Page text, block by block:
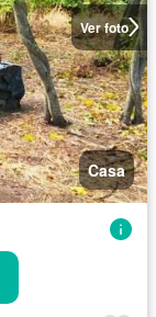
Ver foto
Casa